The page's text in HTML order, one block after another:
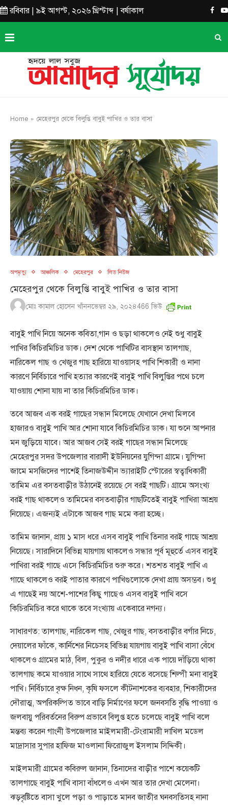
রবিবার | ৯ই আগস্ট, ২০২৬ খ্রিস্টাব্দ | বর্ষাকাল
Home » মেহেরপুর থেকে বিলুপ্তি বাবুই পাখির ও তার বাসা
অপমৃত্যু আঞ্চলিক মেহেরপুর লিড নিউজ
মেহেরপুর থেকে বিলুপ্তি বাবুই পাখির ও তার বাসা
মোঃ কামাল হোসেন খাঁননভেম্বর ২৯, ২০২৪466 ভিউ
বাবুই পাখি নিয়ে অনেক কবিতা,গান ও ছড়া থাকলেও নেই শুধু বাবুই
পাখির কিচিরমিচির ডাক। দেশ থেকে পাখিটির বাসস্থান তালগাছ,
নারিকেল গাছ ও খেজুর গাছ হারিয়ে যাওয়াসহ পাখি শিকারী ও নানা
কারণে নির্বিচারে পাখি হত্যার কারণেই বাবুই পাখি বিলুপ্তির পথে চলে
যাওয়ায় শোনা যায় না তার কিচিরমিচির ডাক।
তবে আজব এক বরই গাছের সন্ধান মিলেছে যেখানে দেখা মিলবে
হাজারও বাবুই পাখি আর শোনা যাবে কিচিরমিচির ডাক। যা শুনে আপনার
মন জুড়িয়ে যাবে। আর আজব সেই বরই গাছের সন্ধান মিলেছে
মেহেরপুর সদর উপজেলার বারাদী ইউনিয়নের যুগিন্দা গ্রামে। যুগিন্দা
জামে মসজিদের পাশেই তিনাজউদ্দীন ভ্যারাইটি স্টোরের স্বত্বাধিকারী
তামিম এর বসতবাড়ীর উঠানেই রয়েছে সে বরই গাছটি। গ্রামে অসংখ্য
বরই গাছ থাকলেও তামিমের বসতবাড়ীর গাছটিতেই বাবুই পাখিরা আশ্রয়
নিয়েছে। এজন্যই এটাকে আজব গাছ মমে করা হচ্ছে।
তামিম জানান, প্রায় ১ মাস ধরে এসব বাবুই পাখি তিনার বরই গাছে আশ্রয়
নিয়েছে। সারাদিনে বিভিন্ন যায়গায় থাকলেও সন্ধার পূর্ব মূহুর্তে এসব বাবুই
পাখিরা বরই গাছে এসে কিচিরমিচির শুরু করে। শতশত বাবুই পাখি এ
গাছে থাকলেও বরই পাতার কারণে পাখিগুলোকে দেখা প্রায় অসম্ভব। শুধু
এ গাছেই নয় আশে-পাশের কিছু গাছেও এসব বাবুই পাখি বসে
কিচিরমিচির করে থাকে তবে সংখ্যায় একেবারে নগন্য।
সাধারণত: তালগাছ, নারিকেল গাছ, খেজুর গাছ, বসতবাড়ীর বর্গার নিচে,
দেয়ালের ফাঁকে, কার্নিশের নিচেসহ বিভিন্ন যায়গায় বাবুই পাখি বাসা বেঁধে
থাকলেও গ্রামের মাঠ, বিল, পুকুর ও নদীর ধারে এক পায়ে দাঁড়িয়ে থাকা
তালগাছ কমে যাওয়ার সাথে সাথে হারিয়ে যেতে বসেছে শিল্পী মনা বাবুই
পাখি। নির্বিচারে বৃক্ষ নিধন, কৃষি ফসলে কীটনাশকের ব্যবহার, শিকারীদের
দৌরাত্ম, অপরিকল্পিত ভাবে বাড়ি নির্মাণের ফলে জনবসতি বৃদ্ধি পাওয়া ও
জলবায়ু পরিবর্তনের বিরুপ প্রভাবে বিলুপ্ত হতে চলেছে বাবুই পাখি বলে
মন্তব্য করেন গাংনী উপজেলার মাইলমারী-টেংরামারী দাখিল মডেল
মাদ্রাসার সুপার হাফিজ মাওলানা ফিরোজুল ইসলাম সিদ্দিকী।
মাইলমারী গ্রামের কবিরুল জানান, তিনাদের বাড়ীর পাশে কয়েকটি
তালগাছে বাবুই পাখি বাসা বাঁধলেও এখন আর তার দেখা মেলেনা।
ঝড়বৃষ্টিতে বাসা খুলে পড়া ও পাড়াতে মানব জাতীর ঘনবসতিসহ নানা